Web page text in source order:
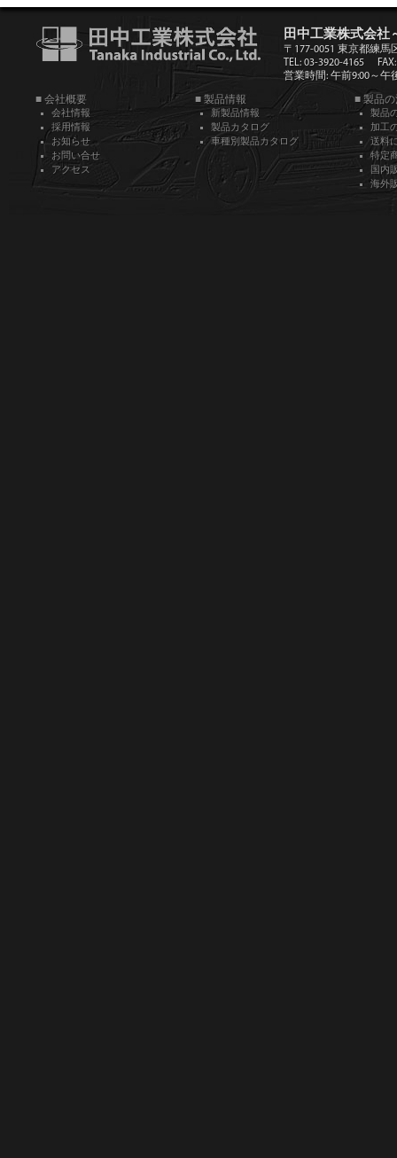
田中工業株式会社
〒177-0051 東京都練馬
TEL: 03-3920-4165
営業時間: 午前9:00～午
■ 会社概要
会社情報
採用情報
お知らせ
お問い合せ
アクセス
■ 製品情報
新製品情報
製品カタログ
車種別製品カタログ
■ 製品
製品
加工
送料
特定
国内
海外